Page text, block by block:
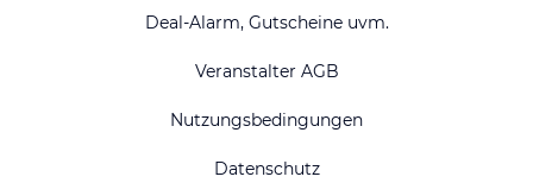
Deal-Alarm, Gutscheine uvm.
Veranstalter AGB
Nutzungsbedingungen
Datenschutz